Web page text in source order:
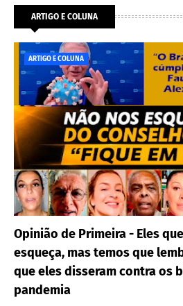
ARTIGO E COLUNA
ARTIGO E COLUNA
Opinião de Primeira - Eles
esqueça, mas temos que
que eles disseram contra os
pandemia